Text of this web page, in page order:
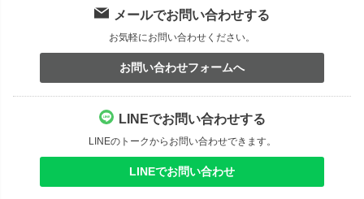
メールでお問い合わせする
お気軽にお問い合わせください。
お問い合わせフォームへ
LINEでお問い合わせする
LINEのトークからお問い合わせできます。
LINEでお問い合わせ